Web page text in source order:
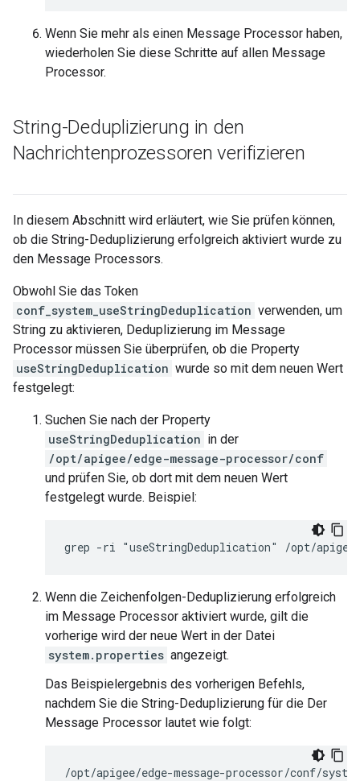
Wenn Sie mehr als einen Message Processor haben,
wiederholen Sie diese Schritte auf allen Message
Processor.
String-Deduplizierung in den
Nachrichtenprozessoren verifizieren
In diesem Abschnitt wird erläutert, wie Sie prüfen können,
ob die String-Deduplizierung erfolgreich aktiviert wurde zu
den Message Processors.
Obwohl Sie das Token
conf_system_useStringDeduplication verwenden, um
String zu aktivieren, Deduplizierung im Message
Processor müssen Sie überprüfen, ob die Property
useStringDeduplication wurde so mit dem neuen Wert
festgelegt:
Suchen Sie nach der Property
useStringDeduplication in der
/opt/apigee/edge-message-processor/conf
und prüfen Sie, ob dort mit dem neuen Wert
festgelegt wurde. Beispiel:
grep -ri "useStringDeduplication" /opt/apigee/
Wenn die Zeichenfolgen-Deduplizierung erfolgreich
im Message Processor aktiviert wurde, gilt die
vorherige wird der neue Wert in der Datei
system.properties angezeigt.
Das Beispielergebnis des vorherigen Befehls,
nachdem Sie die String-Deduplizierung für die Der
Message Processor lautet wie folgt:
/opt/apigee/edge-message-processor/conf/